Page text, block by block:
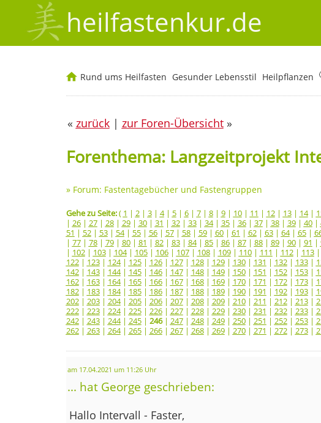
heilfastenkur.de
Rund ums Heilfasten Gesunder Lebensstil Heilpflanzen
« zurück| zur Foren-Übersicht»
Forenthema: Langzeitprojekt
» Forum: Fastentagebücher und Fastengruppen
Gehe zu Seite:( 1 | 2| 3| 4| 5| 6| 7| 8| 9| 10| 11 | 12| 13| 14|
| 26| 27| 28| 29| 30| 31 | 32| 33| 34| 35| 36| 37| 38| 39| 40|
51 | 52| 53| 54| 55| 56| 57| 58| 59| 60| 61 | 62| 63| 64| 65|
| 77| 78| 79| 80| 81 | 82| 83| 84| 85| 86| 87| 88| 89| 90| 91 |
| 102| 103| 104| 105| 106| 107| 108| 109| 110| 111 | 112| 113|
122| 123| 124| 125| 126| 127| 128| 129| 130| 131 | 132| 133|
142| 143| 144| 145| 146| 147| 148| 149| 150| 151 | 152| 153|
162| 163| 164| 165| 166| 167| 168| 169| 170| 171 | 172| 173|
182| 183| 184| 185| 186| 187| 188| 189| 190| 191 | 192| 193|
202| 203| 204| 205| 206| 207| 208| 209| 210| 211 | 212| 213|
222| 223| 224| 225| 226| 227| 228| 229| 230| 231 | 232| 233|
242| 243| 244| 245| 246| 247| 248| 249| 250| 251 | 252| 253|
262| 263| 264| 265| 266| 267| 268| 269| 270| 271 | 272| 273|
am 17.04.2021 um 11:26 Uhr
... hat George geschrieben:
Hallo Intervall - Faster,